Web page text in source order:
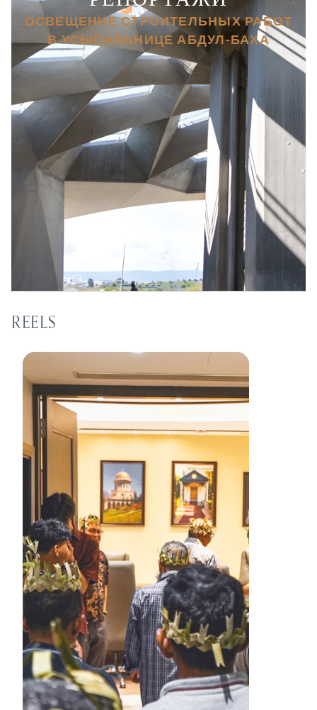
ОСВЕЩЕНИЕ СТРОИТЕЛЬНЫХ РАБОТ
В УСЫПАЛЬНИЦЕ АБДУЛ‑БАХА
REELS